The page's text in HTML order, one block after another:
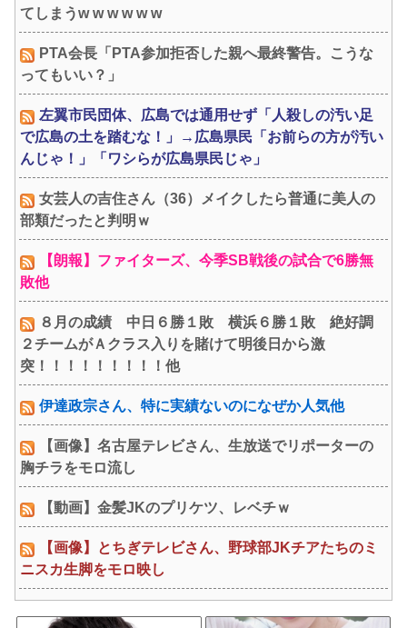
てしまうw w w w w w
PTA会長「PTA参加拒否した親へ最終警告。こうな
ってもいい？」
左翼市民団体、広島では通用せず「人殺しの汚い足
で広島の土を踏むな！」→広島県民「お前らの方が汚い
んじゃ！」「ワシらが広島県民じゃ」
女芸人の吉住さん（36）メイクしたら普通に美人の
部類だったと判明ｗ
【朗報】ファイターズ、今季SB戦後の試合で6勝無
敗他
８月の成績 中日６勝１敗 横浜６勝１敗 絶好調
２チームがＡクラス入りを賭けて明後日から激
突！！！！！！！！！他
伊達政宗さん、特に実績ないのになぜか人気他
【画像】名古屋テレビさん、生放送でリポーターの
胸チラをモロ流し
【動画】金髪JKのプリケツ、レベチｗ
【画像】とちぎテレビさん、野球部JKチアたちのミ
ニスカ生脚をモロ映し